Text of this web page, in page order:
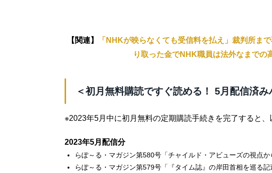
【関連】
「NHKが映らなくても受信料を払え」裁判所ま
り取った金でNHK職員は法外なまでの
＜初月無料購読ですぐ読める！ 5月配信済み
※2023年5月中に初月無料の定期購読手続きを完了すると、
2023年5月配信分
らぽ～る・マガジン第580号「チャイルド・アビューズの視点か
らぽ～る・マガジン第579号「『タイム誌』の岸田首相を巡る